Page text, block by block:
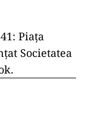
Piaţa
Societatea